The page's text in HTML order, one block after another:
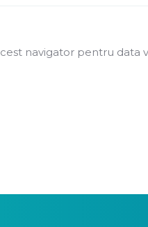
navigator pentru data